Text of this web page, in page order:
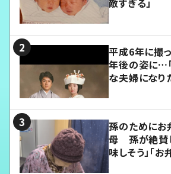
平成6年に撮
年後の姿に…
な夫婦になり
孫のためにお
母 孫が絶賛
味しそう」「お